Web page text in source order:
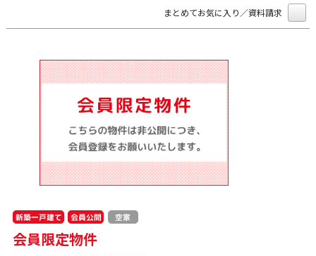
まとめてお気に入り／資料請求
新築一戸建て 会員公開 空家
会員限定物件